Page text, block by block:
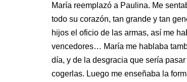
María reemplazó a Paulina. Me
todo su corazón, tan grande y tan
hijos el oficio de las armas, así me
vencedores… María me hablaba
día, y de la desgracia que sería
cogerlas. Luego me enseñaba la